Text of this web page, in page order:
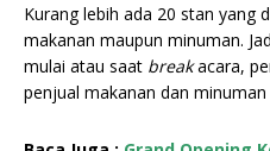
Kurang lebih ada 20 stan yang
makanan maupun minuman.
mulai atau saat breakacara,
penjual makanan dan